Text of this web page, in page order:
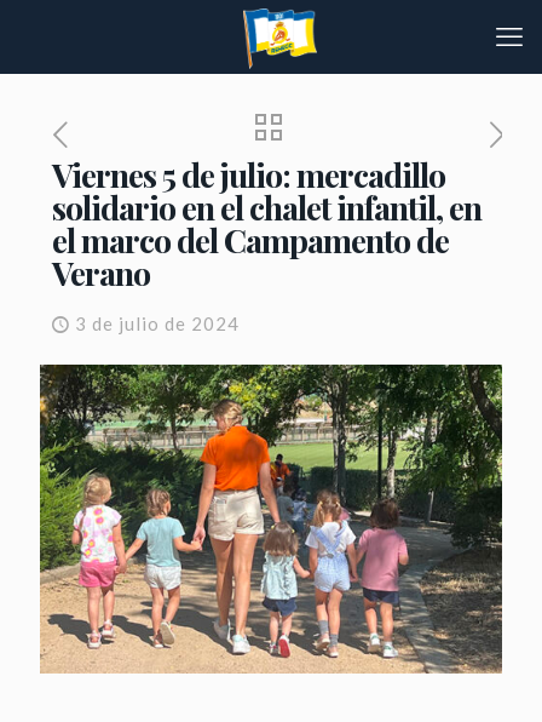
Viernes 5 de julio: mercadillo
solidario en el chalet infantil, en
el marco del Campamento de
Verano
3 de julio de 2024